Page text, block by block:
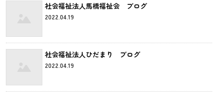
社会福祉法人馬橋福祉会 ブログ
2022.04.19
社会福祉法人ひだまり ブログ
2022.04.19